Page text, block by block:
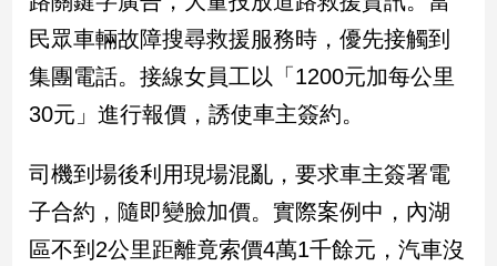
調
國
會
點
觀
民眾車輛故障搜尋救援服務時，優先接觸到
集團電話。接線女員工以「1200元加每公里
30元」進行報價，誘使車主簽約。
司機到場後利用現場混亂，要求車主簽署電
子合約，隨即變臉加價。實際案例中，內湖
區不到2公里距離竟索價4萬1千餘元，汽車沒